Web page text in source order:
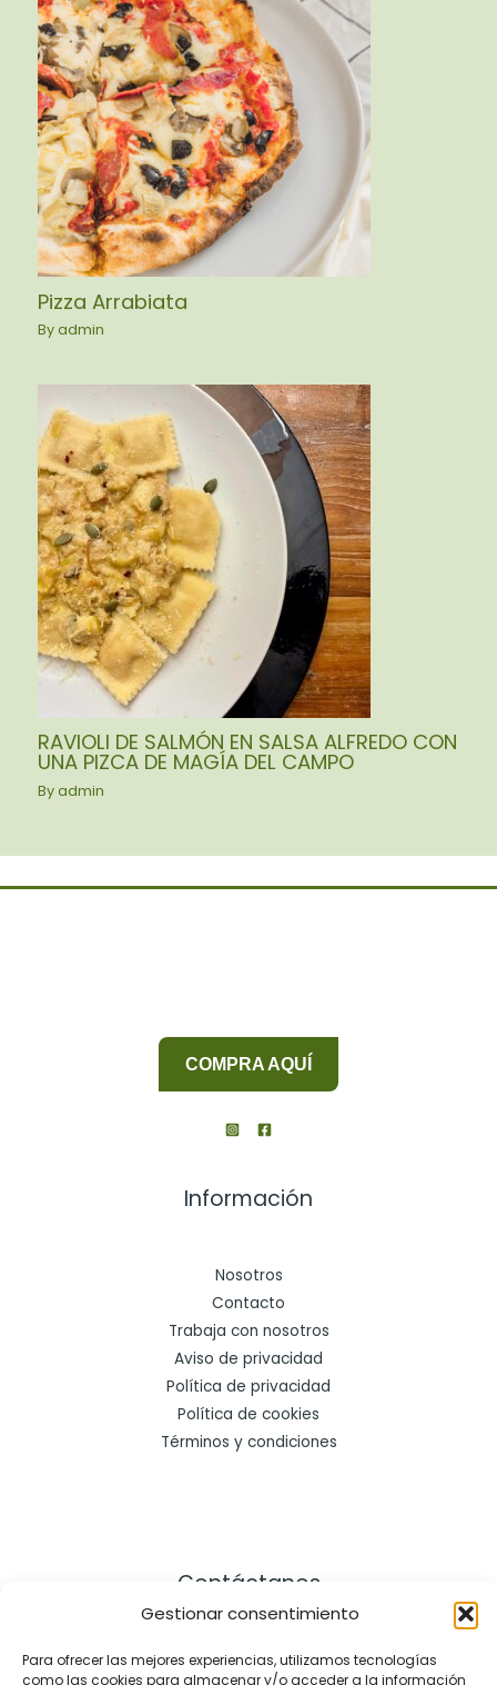
Gestionar consentimiento
Para ofrecer las mejores experiencias, utilizamos tecnologías
como las cookies para almacenar y/o acceder a la información
Pizza Arrabiata
Byadmin
RAVIOLI DE SALMÓN EN SALSA ALFREDO CON
UNA PIZCA DE MAGÍA DEL CAMPO
Byadmin
COMPRA AQUÍ
Información
Nosotros
Contacto
Trabaja con nosotros
Aviso de privacidad
Política de privacidad
Política de cookies
Términos y condiciones
Contáctanos
Dirección: